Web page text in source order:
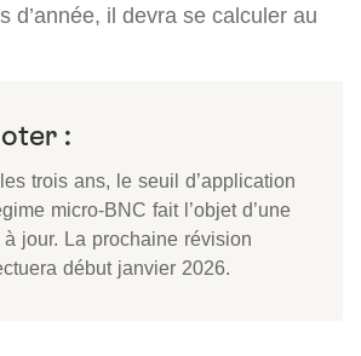
d’année, il devra se calculer au
:
trois ans, le seuil d’application
micro-BNC fait l’objet d’une
à jour. La prochaine révision
début janvier 2026.